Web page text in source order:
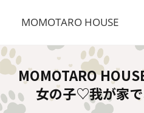
MOMOTARO HOUSE
MOMOTARO
女の子♡我が家